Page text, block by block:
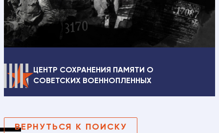
ЦЕНТР СОХРАНЕНИЯ ПАМЯТИ О
СОВЕТСКИХ ВОЕННОПЛЕННЫХ
ВЕРНУТЬСЯ К ПОИСКУ